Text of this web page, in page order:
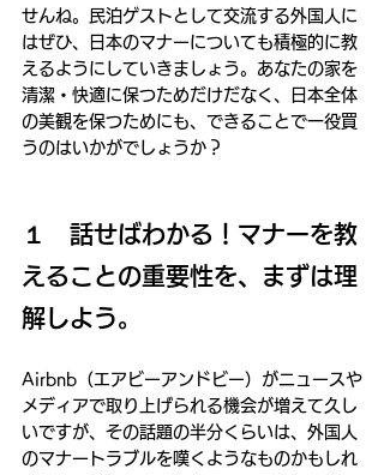
せんね。民泊ゲストとして交流する外国人に
はぜひ、日本のマナーについても積極的に教
えるようにしていきましょう。あなたの家を
清潔・快適に保つためだけだなく、日本全体
の美観を保つためにも、できることで一役買
うのはいかがでしょうか？
１　話せばわかる！マナーを教
えることの重要性を、まずは理
解しよう。
Airbnb（エアビーアンドビー）がニュースや
メディアで取り上げられる機会が増えて久し
いですが、その話題の半分くらいは、外国人
のマナートラブルを嘆くようなものかもしれ